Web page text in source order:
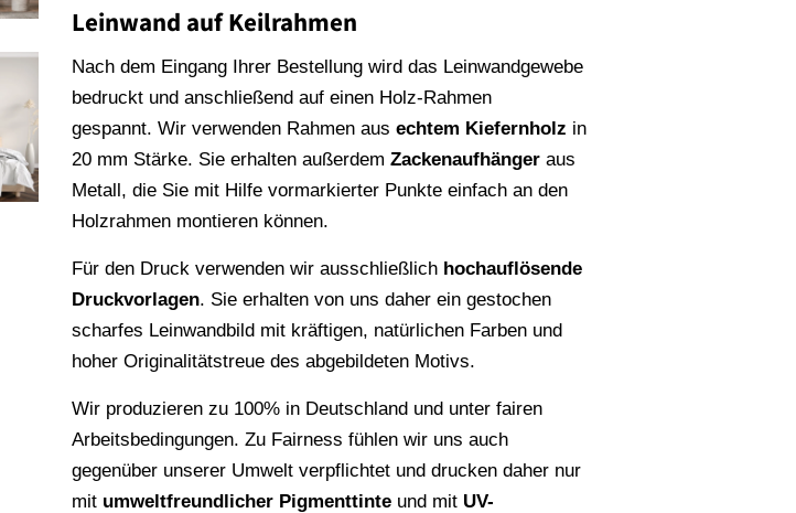
Leinwand auf Keilrahmen
Nach dem Eingang Ihrer Bestellung wird das Leinwandgewebe
bedruckt und anschließend auf einen Holz-Rahmen
gespannt. Wir verwenden Rahmen aus echtem Kiefernholz in
20 mm Stärke. Sie erhalten außerdem Zackenaufhänger aus
Metall, die Sie mit Hilfe vormarkierter Punkte einfach an den
Holzrahmen montieren können.
Für den Druck verwenden wir ausschließlich hochauflösende
Druckvorlagen. Sie erhalten von uns daher ein gestochen
scharfes Leinwandbild mit kräftigen, natürlichen Farben und
hoher Originalitätstreue des abgebildeten Motivs.
Wir produzieren zu 100% in Deutschland und unter fairen
Arbeitsbedingungen. Zu Fairness fühlen wir uns auch
gegenüber unserer Umwelt verpflichtet und drucken daher nur
mit umweltfreundlicher Pigmenttinte und mit UV-